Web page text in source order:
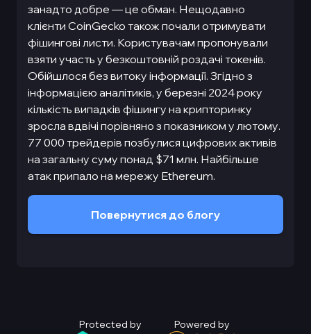
занадто добре — це обман. Нещодавно
клієнти CoinGecko також почали отримувати
фішингові листи. Користувачам пропонували
взяти участь у безкоштовній роздачі токенів.
Обійшлося без витоку інформації. Згідно з
інформацією аналітиків, у березні 2024 року
кількість випадків фішингу на крипторинку
зросла вдвічі порівняно з показником у лютому.
77 000 трейдерів позбулися цифрових активів
на загальну суму понад $71 млн. Найбільше
атак припало на мережу Ethereum.
Повернутися до блогу
Protected by Powered by